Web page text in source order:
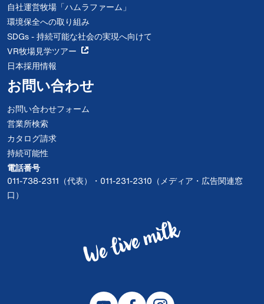
自社運営牧場「ハムラファーム」
環境保全への取り組み
SDGs - 持続可能な社会の実現へ向けて
VR牧場見学ツアー
日本採用情報
お問い合わせ
お問い合わせフォーム
営業所検索
カタログ請求
持続可能性
電話番号
011-738-2311（代表）・011-231-2310（メディア・広告関連窓
口）